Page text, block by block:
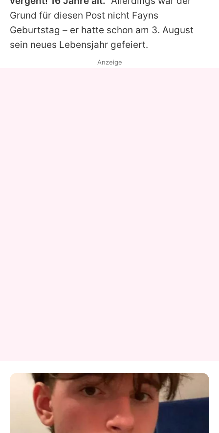
Grund für diesen Post nicht Fayns
Geburtstag – er hatte schon am 3. August
sein neues Lebensjahr gefeiert.
Anzeige